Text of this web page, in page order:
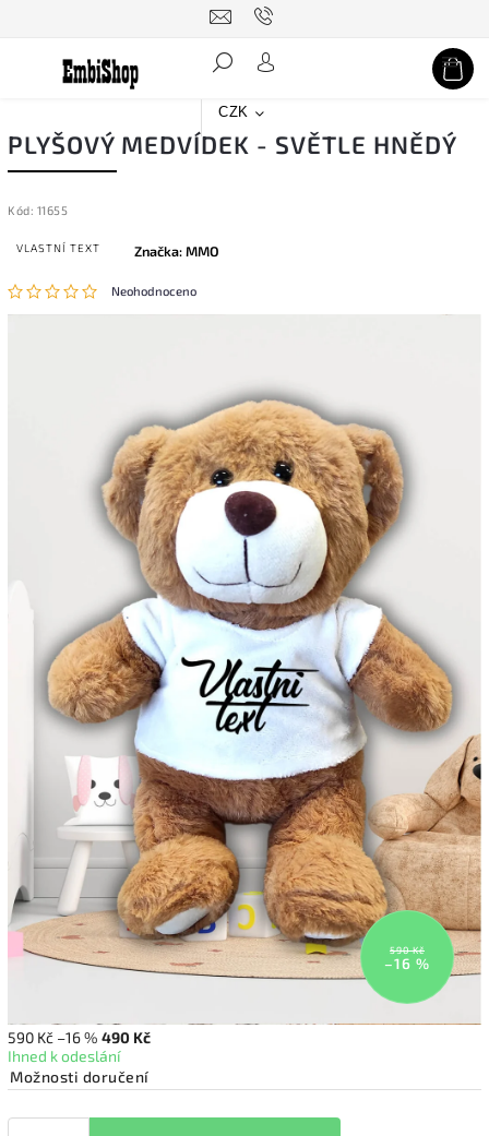
CZK
Hledat
PLYŠOVÝ MEDVÍDEK - SVĚTLE HNĚDÝ
Kód: 11655
VLASTNÍ TEXT
Neohodnoceno
Značka:MMO
590 Kč
–16 %
590 Kč –16 % 490 Kč
Ihned k odeslání
Možnosti doručení